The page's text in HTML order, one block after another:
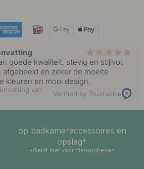
goede kwaliteit, stevig en stijlvol.
afgebeeld en zeker de moeite
kleuren en mooi design.
van
Verified by Trustvoice
op badkameraccessoires en
opslag*
*Geldt niet voor nieuwigheden